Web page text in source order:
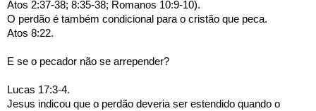
Atos 2:37-38; 8:35-38; Romanos 10:9-10).
O perdão é também condicional para o cristão que peca.
Atos 8:22.
E se o pecador não se arrepender?
Lucas 17:3-4.
Jesus indicou que o perdão deveria ser estendido quando o